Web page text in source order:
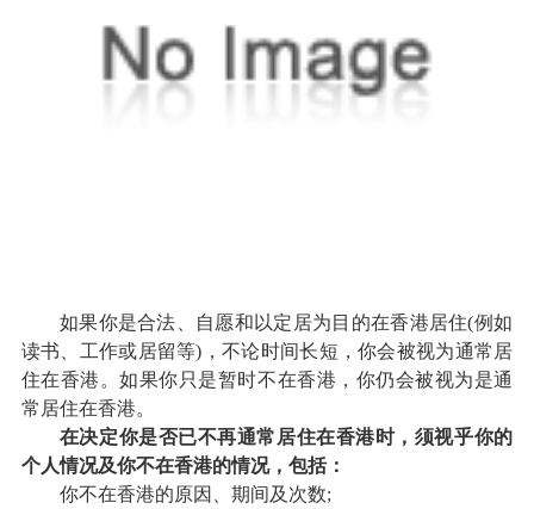
如果你是合法、自愿和以定居为目的在香港居住(例如
读书、工作或居留等)，不论时间长短，你会被视为通常居
住在香港。如果你只是暂时不在香港，你仍会被视为是通
常居住在香港。
在决定你是否已不再通常居住在香港时，须视乎你的
个人情况及你不在香港的情况，包括：
你不在香港的原因、期间及次数;